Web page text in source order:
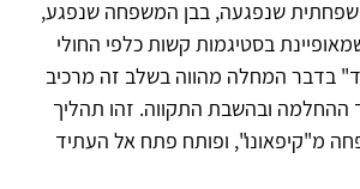
שנפגעה, בבן המשפחה שנפגע,
בסטיגמות קשות כלפי החולי
בדבר המחלה מהווה בשלב זה מרכיב
ההחלמה ובהשבת התקווה. זהו תהליך
מ"קיפאונו", ופותח פתח אל העתיד